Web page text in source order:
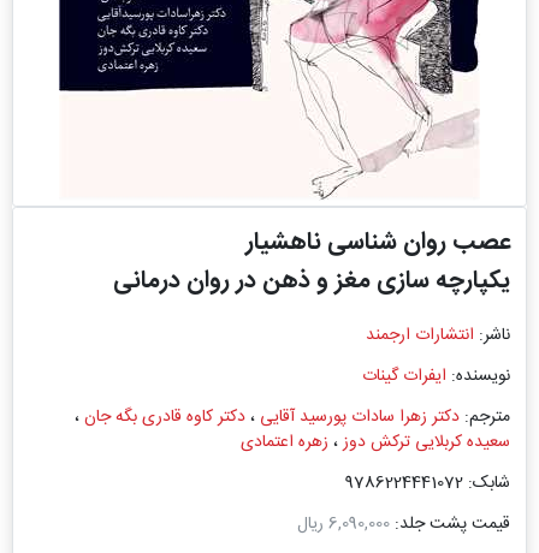
عصب‌‌ روان ‌شناسی ناهشیار
یکپارچه ‌سازی مغز و ذهن در روان ‌درمانی
ناشر: انتشارات ارجمند
نویسنده: ایفرات گینات
مترجم: دکتر زهرا سادات پورسید آقایی ،دکتر کاوه قادری بگه جان،
سعیده کربلایی ترکش دوز، زهره اعتمادی
شابک: 9786224441072
قیمت پشت جلد: 6,090,000 ریال